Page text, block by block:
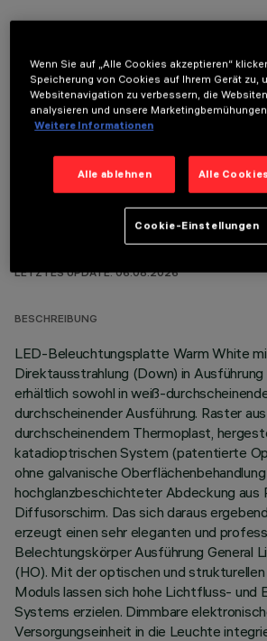
OPTIONALE
TECHNISCHE DATEN
LETZTES UPDATE: 06.08.2026
BESCHREIBUNG
LED-Beleuchtungsplatte Warm White
Direktausstrahlung (Down) in
erhältlich sowohl in weiß-
durchscheinender Ausführung. Raster
durchscheinendem Thermoplast,
katadioptrischen System (patentierte
ohne galvanische
hochglanzbeschichteter Abdeckung aus
Diffusorschirm. Das sich daraus
erzeugt einen sehr eleganten und
Belechtungskörper Ausführung General
(HO). Mit der optischen und
Moduls lassen sich hohe Lichtfluss- und
Systems erzielen. Dimmbare
Versorgungseinheit in die Leuchte
Wenn Sie auf „Alle Cookies akzeptieren“
Speicherung von Cookies auf Ihrem Gerät zu,
Websitenavigation zu verbessern, die
analysieren und unsere
Weitere Informationen
Alle ablehnen Alle
Cookie-Einstellungen